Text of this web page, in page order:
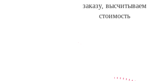
заказу, высчитываем
стоимость